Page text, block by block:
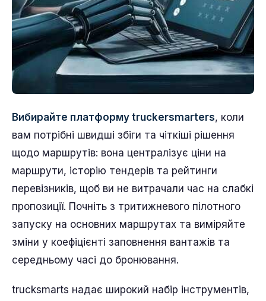
Вибирайте платформу truckersmarters, коли
вам потрібні швидші збіги та чіткіші рішення
щодо маршрутів: вона централізує ціни на
маршрути, історію тендерів та рейтинги
перевізників, щоб ви не витрачали час на слабкі
пропозиції. Почніть з тритижневого пілотного
запуску на основних маршрутах та виміряйте
зміни у коефіцієнті заповнення вантажів та
середньому часі до бронювання.
trucksmarts надає широкий набір інструментів,